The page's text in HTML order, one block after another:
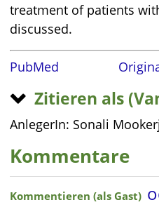
treatment of patients
discussed.
PubMed
Zitieren als
AnlegerIn: Sonali
Kommentare